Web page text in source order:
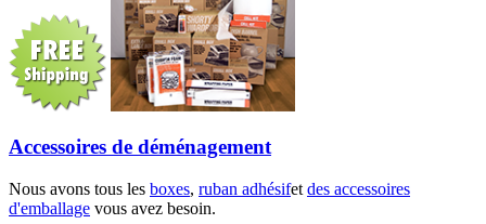
Accessoires de déménagement
Nous avons tous les boxes, ruban adhésifet des accessoires
d'emballage vous avez besoin.